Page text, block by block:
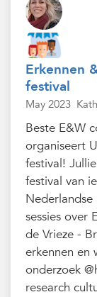
Erkennen
festival
May 2023
Beste E&W
organiseert
festival!
festival van
sessies over
de Vrieze -
erkennen en
onderzoek
research